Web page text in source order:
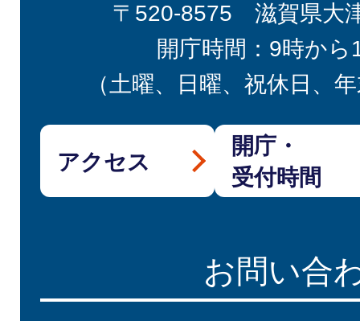
〒520-8575 滋賀県大
開庁時間：9時から
（土曜、日曜、祝休日、
アクセス
開庁・
受付時間
お問い合